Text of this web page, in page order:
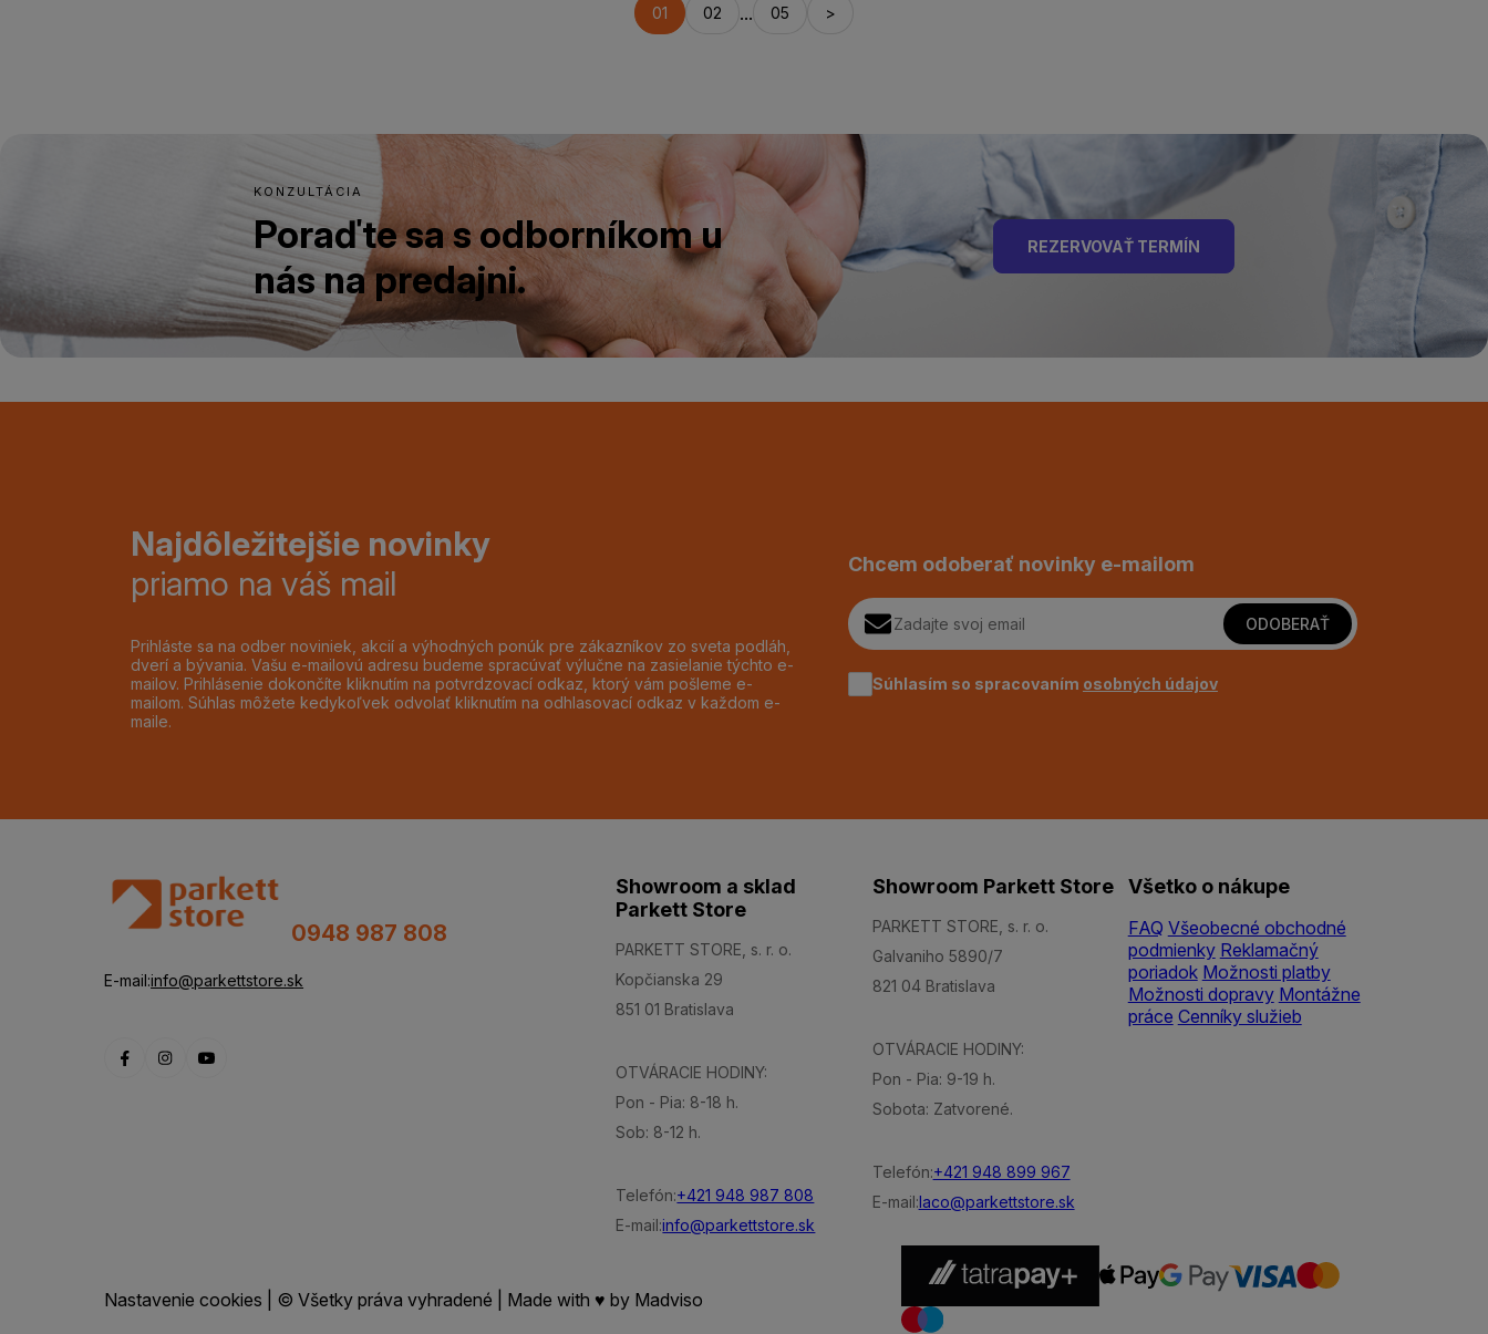
01 02 ... 05 >
KONZULTÁCIA
Poraďte sa s odborníkom u
nás na predajni.
REZERVOVAŤ TERMÍN
Najdôležitejšie novinky
priamo na váš mail
Prihláste sa na odber noviniek, akcií a výhodných ponúk pre zákazníkov zo sveta podláh,
dverí a bývania. Vašu e-mailovú adresu budeme spracúvať výlučne na zasielanie týchto e-
mailov. Prihlásenie dokončíte kliknutím na potvrdzovací odkaz, ktorý vám pošleme e-
mailom. Súhlas môžete kedykoľvek odvolať kliknutím na odhlasovací odkaz v každom e-
maile.
Chcem odoberať novinky e-mailom
ODOBERAŤ
Súhlasím so spracovaním osobných údajov
0948 987 808
E-mail:info@parkettstore.sk
Showroom a sklad
Parkett Store
PARKETT STORE, s. r. o.
Kopčianska 29
851 01 Bratislava
OTVÁRACIE HODINY:
Pon - Pia: 8-18 h.
Sob: 8-12 h.
Telefón:+421 948 987 808
E-mail:info@parkettstore.sk
Showroom Parkett Store
PARKETT STORE, s. r. o.
Galvaniho 5890/7
821 04 Bratislava
OTVÁRACIE HODINY:
Pon - Pia: 9-19 h.
Sobota: Zatvorené.
Telefón:+421 948 899 967
E-mail:laco@parkettstore.sk
Všetko o nákupe
FAQ Všeobecné obchodné
podmienky Reklamačný
poriadok Možnosti platby
Možnosti dopravy Montážne
práce Cenníky služieb
Nastavenie cookies | © Všetky práva vyhradené | Made with ♥ by Madviso